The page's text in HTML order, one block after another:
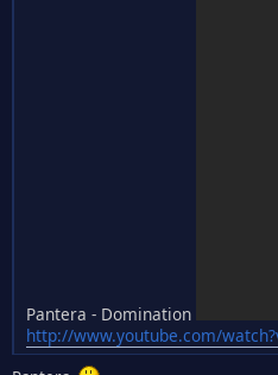
Pantera - Domination
http://www.youtube.com/